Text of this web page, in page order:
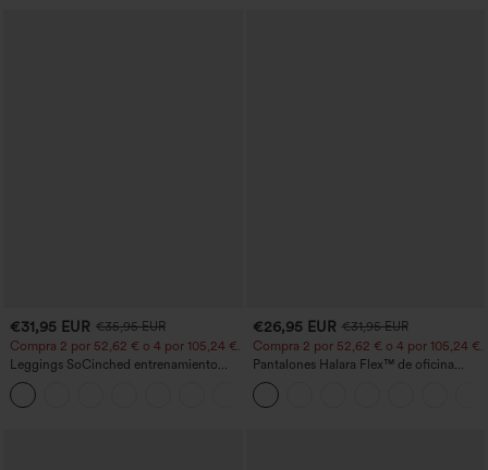
€31,95 EUR €35,95 EUR
Compra 2 por 52,62 € o 4 por 105,24 €.
Leggings SoCinched entrenamiento
moldeador abdomen bolsillo lateral tiro
alto
€26,95 EUR €31,95 EUR
Compra 2 por 52,62 € o 4 por 105,24 €.
Pantalones Halara Flex™ de oficina
anchos plisados de tiro alto con bolsillos
en tela tipo gofre